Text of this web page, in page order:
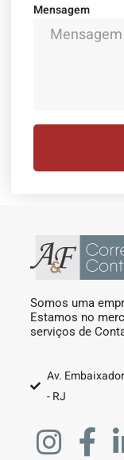
Mensagem
Somos uma
Estamos no
serviços de
Av.
- RJ